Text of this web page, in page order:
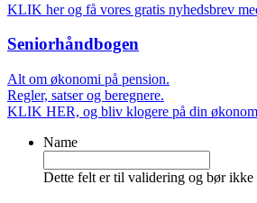
KLIK her og få vores gratis nyhedsbrev
Seniorhåndbogen
Alt om økonomi på pension.
Regler, satser og beregnere.
KLIK HER, og bliv klogere på din
Name
Dette felt er til validering og bør ikke